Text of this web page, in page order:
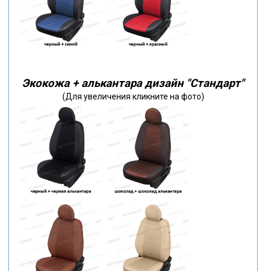
Экокожа + алькантара дизайн "Стандарт"
(Для увеличения кликните на фото)